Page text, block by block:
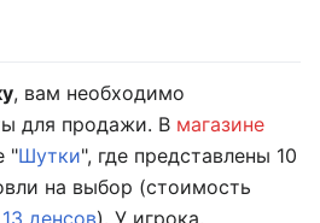
, вам необходимо
для продажи. В магазине
"Шутки", где представлены 10
на выбор (стоимость